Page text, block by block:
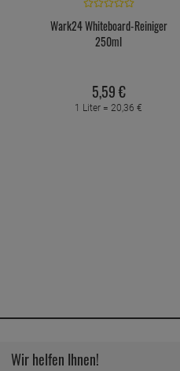
Wark24 Whiteboard-Reiniger
250ml
5,59€
1 Liter = 20,36 €
Wir helfen Ihnen!